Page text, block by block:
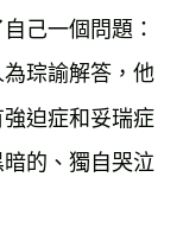
己一個問題：
為琮諭解答，他
迫症和妥瑞症
的、獨自哭泣